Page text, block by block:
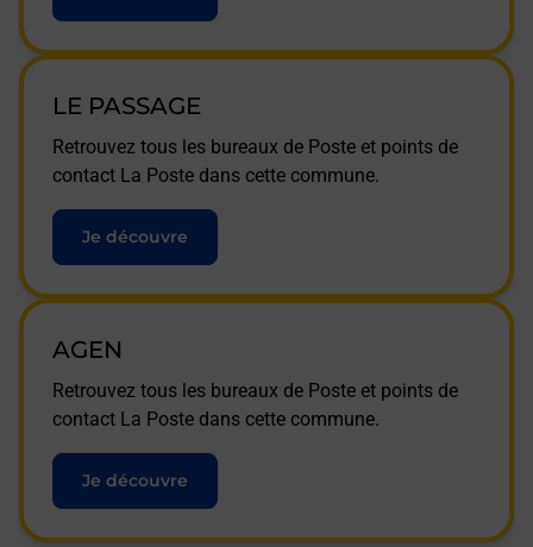
LE PASSAGE
Retrouvez tous les bureaux de Poste et points de
contact La Poste dans cette commune.
Je découvre
AGEN
Retrouvez tous les bureaux de Poste et points de
contact La Poste dans cette commune.
Je découvre